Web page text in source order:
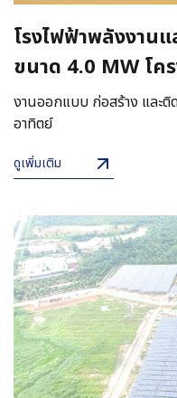
โรงไฟฟ้าพลังงา
ขนาด 4.0 MW โค
เมืองชัยภูมิ
งานออกแบบ ก่อสร้าง และ
อาทิตย์
ดูเพิ่มเติม